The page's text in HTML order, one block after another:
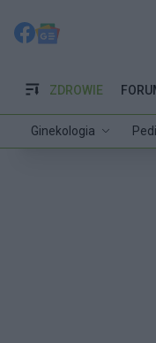
ZDROWIE
Ginekologia